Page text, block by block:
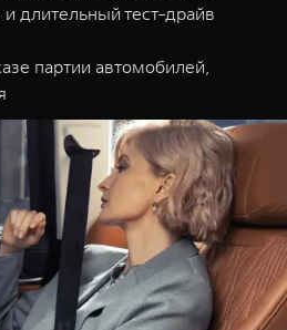
длительный тест-драйв
партии автомобилей,